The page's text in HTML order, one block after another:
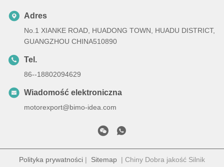
Adres
No.1 XIANKE ROAD, HUADONG TOWN, HUADU DISTRICT,
GUANGZHOU CHINA510890
Tel.
86--18802094629
Wiadomość elektroniczna
motorexport@bimo-idea.com
Polityka prywatności | Sitemap | Chiny Dobra jakość Silnik